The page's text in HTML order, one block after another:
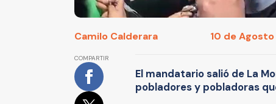
Camilo Calderara 10 de
COMPARTIR
El mandatario salió de La
pobladores y pobladoras